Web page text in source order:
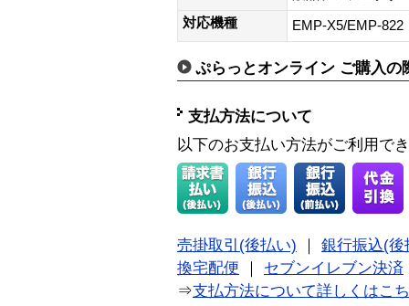
対応機種
EMP-X5/EMP-822
ぷらっとオンライン ご購入の
支払方法について
以下のお支払い方法がご利用で
売掛取引(後払い) ｜ 銀行振込(後
換宅配便 ｜ セブンイレブン決済
⇒支払方法について詳しくはこ